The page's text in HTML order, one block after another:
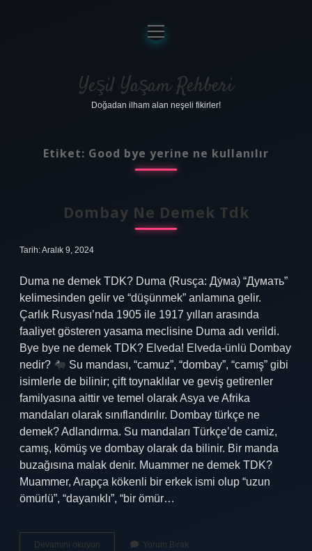
Anasayfa
Gizlilik Politikası
Yasal Uyarı
menüyü
aç
Yeşil Yaşam Rehberi
Doğadan ilham alan neşeli fikirler!
Etiket: Good bye yerine ne kullanılır
Dombay Ne Demek Tdk
Tarih: Aralık 9, 2024
Duma ne demek TDK? Duma (Rusça: Ду́ма) “Думать”
kelimesinden gelir ve “düşünmek” anlamına gelir.
Çarlık Rusyası’nda 1905 ile 1917 yılları arasında
faaliyet gösteren yasama meclisine Duma adı verildi.
Bye bye ne demek TDK? Elveda! Elveda-ünlü Dombay
nedir?
Su mandası, “camuz”, “dombay”, “camış” gibi
isimlerle de bilinir; çift toynaklılar ve geviş getirenler
familyasına aittir ve temel olarak Asya ve Afrika
mandaları olarak sınıflandırılır. Dombay türkçe ne
demek? Adlandırma. Su mandaları Türkçe’de camiz,
camış, kömüş ve dombay olarak da bilinir. Bir manda
buzağısına malak denir. Muammer ne demek TDK?
Muammer, Arapça kökenli bir erkek ismi olup “uzun
ömürlü”, “dayanıklı”, “bir ömür…
Devamını okuyun Dombay
Yorum Bırak